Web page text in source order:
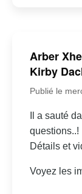
Arber
Kirby
Publié le
Il a sauté
questions..!
Détails et
Voyez les